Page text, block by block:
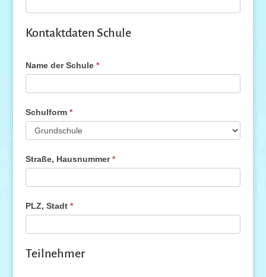
Kontaktdaten Schule
Name der Schule *
Schulform *
Straße, Hausnummer*
PLZ, Stadt *
Teilnehmer